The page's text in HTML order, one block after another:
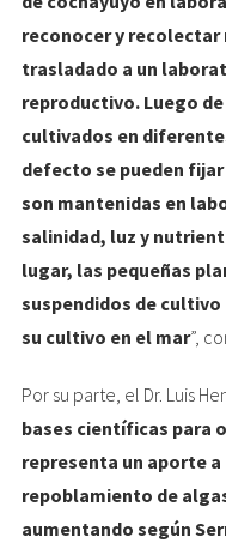
reconocer y
trasladado a un
reproductivo. Luego
cultivados en
defecto se pueden
son mantenidas en
salinidad, luz y
lugar, las pequeñas
suspendidos de
su cultivo en el mar”,
Por su parte, el Dr. Luis
bases científicas para
representa un aporte
repoblamiento de
aumentando según